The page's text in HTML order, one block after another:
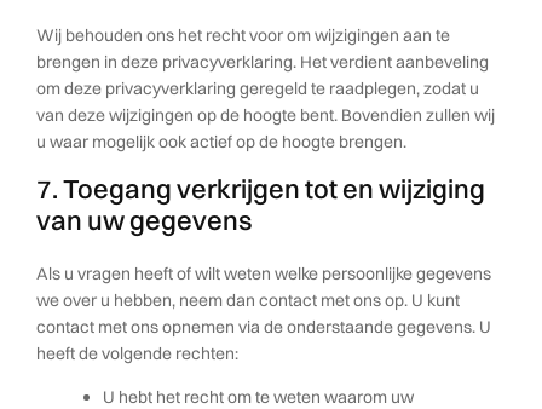
Wij behouden ons het recht voor om wijzigingen aan te
brengen in deze privacyverklaring. Het verdient aanbeveling
om deze privacyverklaring geregeld te raadplegen, zodat u
van deze wijzigingen op de hoogte bent. Bovendien zullen wij
u waar mogelijk ook actief op de hoogte brengen.
7. Toegang verkrijgen tot en wijziging
van uw gegevens
Als u vragen heeft of wilt weten welke persoonlijke gegevens
we over u hebben, neem dan contact met ons op. U kunt
contact met ons opnemen via de onderstaande gegevens. U
heeft de volgende rechten:
U hebt het recht om te weten waarom uw